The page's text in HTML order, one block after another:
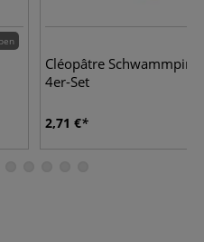
Cléopâtre
4er-Set
2,71 €